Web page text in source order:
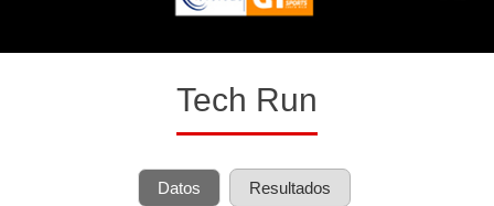
Tech Run
Datos Resultados